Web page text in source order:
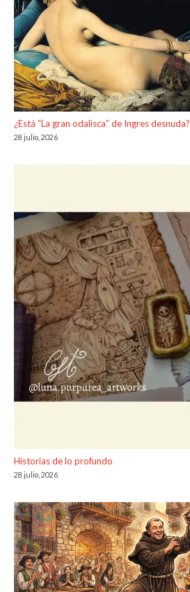
¿Está “La gran odalisca” de Ingres desnuda?
28 julio, 2026
Historias de lo profundo
28 julio, 2026